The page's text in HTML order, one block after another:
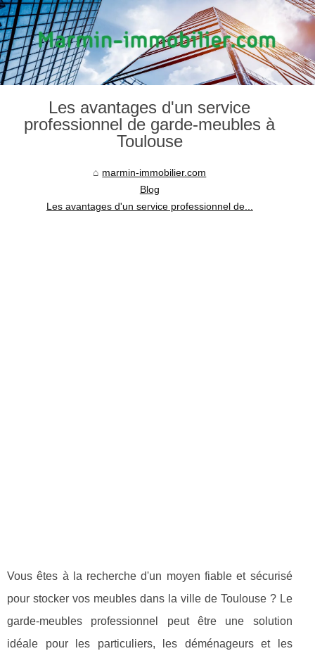
Les avantages d'un service
professionnel de garde-meubles à
Toulouse
marmin-immobilier.com
Blog
Les avantages d'un service professionnel de...
Vous êtes à la recherche d'un moyen fiable et sécurisé
pour stocker vos meubles dans la ville de Toulouse ? Le
garde-meubles professionnel peut être une solution
idéale pour les particuliers, les déménageurs et les